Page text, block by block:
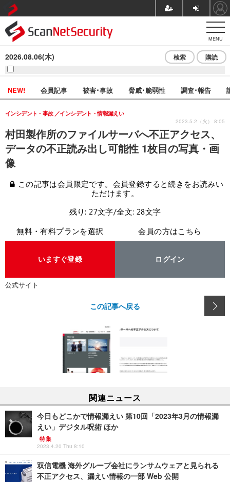
MENU
2026.08.06(木) 検索 購読
NEW! 会員記事 被害･事故 脅威･脆弱性 調査･報告
村田製作所のファイルサーバへ不正アクセス、
データの不正読み出し可能性 1枚目の写真・画
像
インシデント・事故 インシデント・情報漏えい
2023.5.2（火） 8:05
この記事は会員限定です。会員登録すると続きをお読みい
ただけます。
残り: 27文字/全文: 28文字
無料・有料プランを選択
いますぐ登録
会員の方はこちら
ログイン
公式サイト
この記事へ戻る
関連ニュース
今日もどこかで情報漏えい 第10回「2023年3月の情報漏
えい」デジタル呪術 ほか
特集
2023.4.20 Thu 8:10
双信電機 海外グループ会社にランサムウェアと見られる
不正アクセス、漏えい情報の一部 Web 公開